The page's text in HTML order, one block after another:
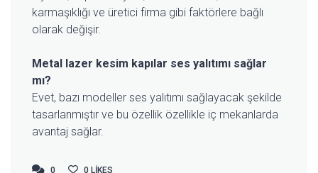
karmaşıklığı ve üretici firma gibi faktörlere bağlı
olarak değişir.
Metal lazer kesim kapılar ses yalıtımı sağlar
mı?
Evet, bazı modeller ses yalıtımı sağlayacak şekilde
tasarlanmıştır ve bu özellik özellikle iç mekanlarda
avantaj sağlar.
0
0 0 LIKES